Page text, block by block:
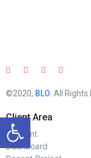
Otwórz
©2020, BLO . All
Client Area
Account
Dashboard